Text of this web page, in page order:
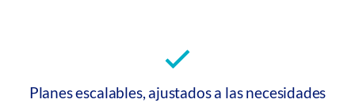
Planes escalables, ajustados a las necesidades